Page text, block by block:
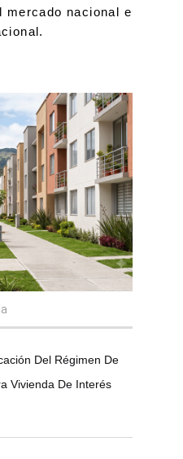
mercado nacional e
Del Régimen De
Vivienda De Interés